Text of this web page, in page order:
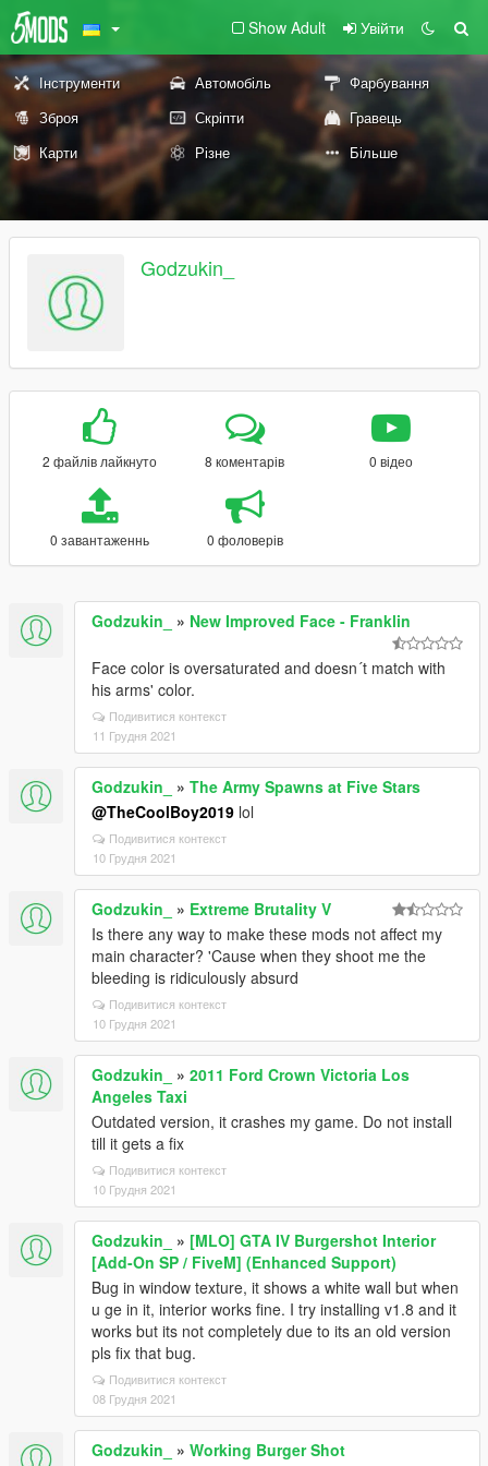
Show Adult Увійти
Інструменти Автомобіль
Фарбування
Зброя
Скріпти
Гравець
Карти
Різне Більше
Godzukin_
2 файлів лайкнуто 8 коментарів 0 відео
0 завантаженнь 0 фоловерів
Godzukin_ » New Improved Face - Franklin
Face color is oversaturated and doesn´t match with
his arms' color.
Подивитися контекст
11 Грудня 2021
Godzukin_ » The Army Spawns at Five Stars
@TheCoolBoy2019 lol
Подивитися контекст
10 Грудня 2021
Godzukin_ » Extreme Brutality V
Is there any way to make these mods not affect my
main character? 'Cause when they shoot me the
bleeding is ridiculously absurd
Подивитися контекст
10 Грудня 2021
Godzukin_ » 2011 Ford Crown Victoria Los
Angeles Taxi
Outdated version, it crashes my game. Do not install
till it gets a fix
Подивитися контекст
10 Грудня 2021
Godzukin_ » [MLO] GTA IV Burgershot Interior
[Add-On SP / FiveM] (Enhanced Support)
Bug in window texture, it shows a white wall but when
u ge in it, interior works fine. I try installing v1.8 and it
works but its not completely due to its an old version
pls fix that bug.
Подивитися контекст
08 Грудня 2021
Godzukin_ » Working Burger Shot